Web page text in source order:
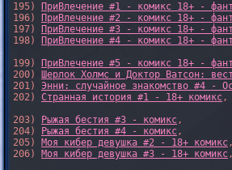
195)
ПриВлечение #1 - комикс 18+ -
196)
ПриВлечение #2 - комикс 18+ -
197)
ПриВлечение #3 - комикс 18+ -
198)
ПриВлечение #4 - комикс 18+ -
199)
ПриВлечение #5 - комикс 18+ -
200) Шерлок Холмс и Доктор Ватсон:
201) Энни: случайное знакомство #4 -
202) Странная история #1 - 18+ комикс,
203)
Рыжая бестия #3 - комикс,
204)
Рыжая бестия #4 - комикс,
205) Моя кибер девушка #2 - 18+ комикс,
206) Моя кибер девушка #3 - 18+ комикс,